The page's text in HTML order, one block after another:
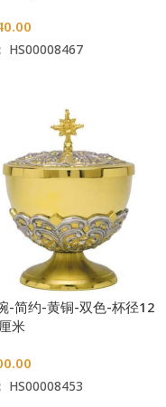
HS00008467
-简约-黄铜-双色-杯径12
米
HS00008453